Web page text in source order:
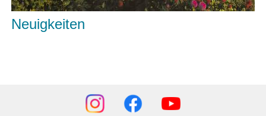
Neuigkeiten